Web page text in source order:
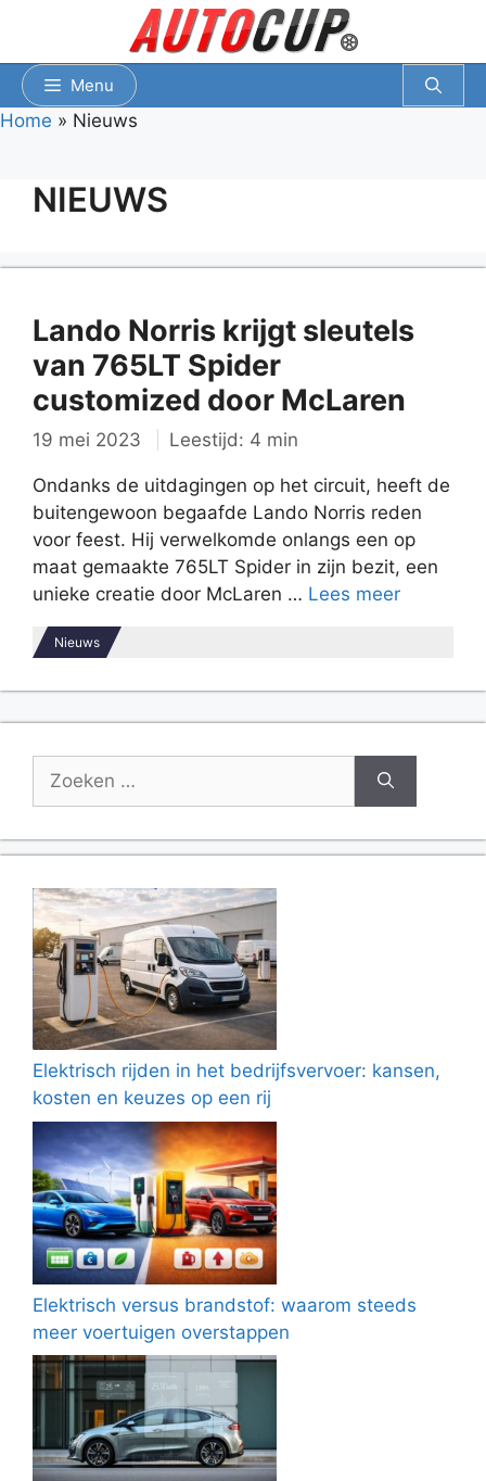
inhoud
Menu
Home » Nieuws
NIEUWS
Lando Norris krijgt sleutels
van 765LT Spider
customized door McLaren
19 mei 2023 Leestijd: 4 min
Ondanks de uitdagingen op het circuit, heeft de
buitengewoon begaafde Lando Norris reden
voor feest. Hij verwelkomde onlangs een op
maat gemaakte 765LT Spider in zijn bezit, een
unieke creatie door McLaren … Lees meer
Nieuws
Zoek
Elektrisch rijden in het bedrijfsvervoer: kansen,
kosten en keuzes op een rij
Elektrisch versus brandstof: waarom steeds
meer voertuigen overstappen